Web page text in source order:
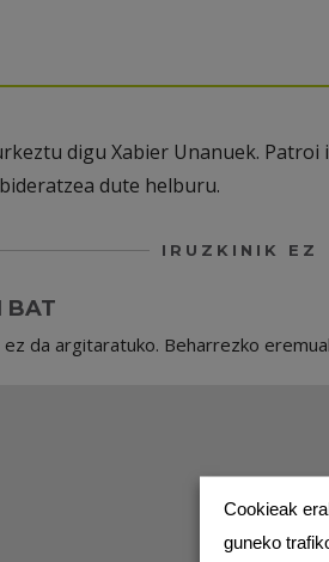
digu Xabier Unanuek.
dute helburu.
IRUZKINIK EZ
BAT
da argitaratuko. Beharrezko
Cookieak
guneko